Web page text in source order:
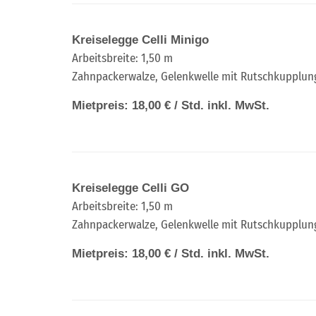
Kreiselegge Celli Minigo
Arbeitsbreite: 1,50 m
Zahnpackerwalze, Gelenkwelle mit
Mietpreis: 18,00 € / Std. inkl. MwSt.
Kreiselegge Celli GO
Arbeitsbreite: 1,50 m
Zahnpackerwalze, Gelenkwelle mit
Mietpreis: 18,00 € / Std. inkl. MwSt.